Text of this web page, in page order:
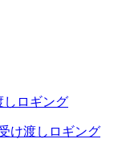
し ロギング
け渡し ロギング